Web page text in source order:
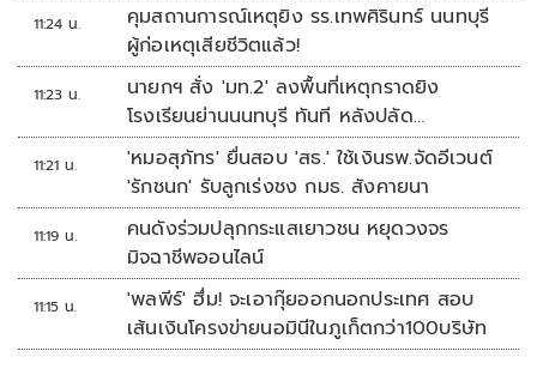
11:24 น.
คุมสถานการณ์เหตุยิง รร.เทพศิรินทร์ นนทบุรี
ผู้ก่อเหตุเสียชีวิตแล้ว!
11:23 น.
นายกฯ สั่ง 'มท.2' ลงพื้นที่เหตุกราดยิง
โรงเรียนย่านนนทบุรี ทันที หลังปลัด
มท.รายงานความคืบหน้า
11:21 น.
'หมอสุภัทร' ยื่นสอบ 'สธ.' ใช้เงินรพ.จัดอีเวนต์
'รักชนก' รับลูกเร่งชง กมธ. สังคายนา
11:19 น.
คนดังร่วมปลุกกระแสเยาวชน หยุดวงจร
มิจฉาชีพออนไลน์
11:15 น.
'พลพีร์' ฮึ่ม! จะเอากุ๊ยออกนอกประเทศ สอบ
เส้นเงินโครงข่ายนอมินีในภูเก็ตกว่า100บริษัท